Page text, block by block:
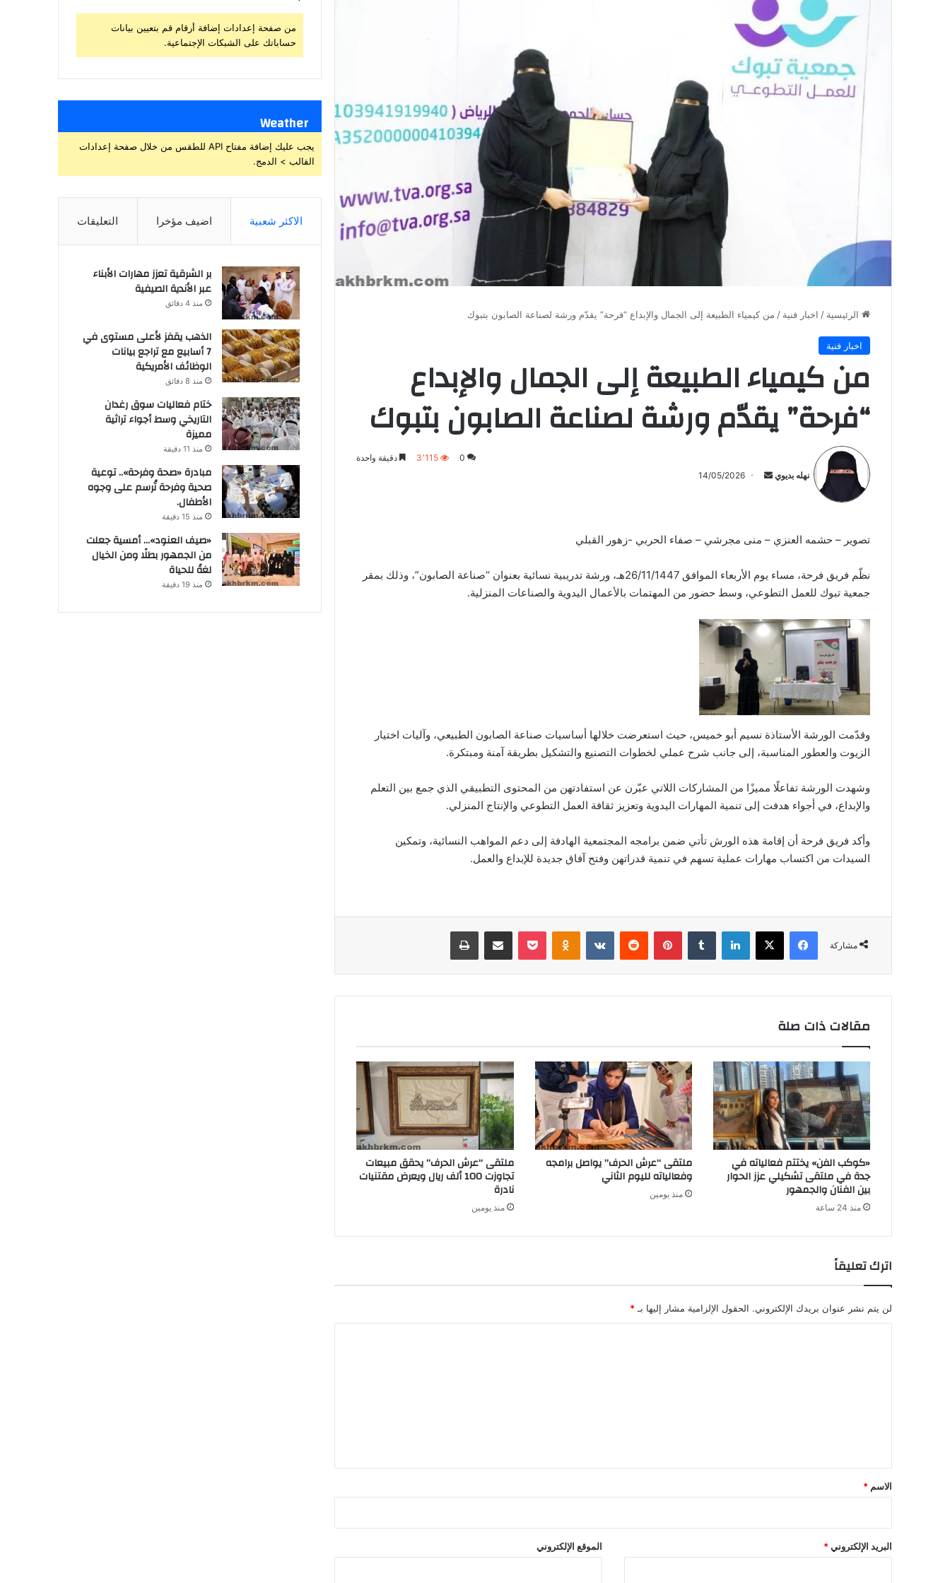
الرئيسية / اخبار فنية / من كيمياء الطبيعة إلى الجمال والإبداع “فرحة” يقدّم ورشة لصناعة الصابون بتبوك
اخبار فنية
من كيمياء الطبيعة إلى الجمال والإبداع
“فرحة” يقدّم ورشة لصناعة الصابون بتبوك
نهله بديوي
بريدا
14/05/2026
0 3٬115 دقيقة واحدة
تصوير – حشمه العنزي – منى مجرشي – صفاء الحربي -زهور القبلي
نظّم فريق فرحة، مساء يوم الأربعاء الموافق 26/11/1447هـ، ورشة تدريبية نسائية بعنوان “صناعة الصابون”، وذلك بمقر
جمعية تبوك للعمل التطوعي، وسط حضور من المهتمات بالأعمال اليدوية والصناعات المنزلية.
وقدّمت الورشة الأستاذة نسيم أبو خميس، حيث استعرضت خلالها أساسيات صناعة الصابون الطبيعي، وآليات اختيار
الزيوت والعطور المناسبة، إلى جانب شرح عملي لخطوات التصنيع والتشكيل بطريقة آمنة ومبتكرة.
وشهدت الورشة تفاعلًا مميزًا من المشاركات اللاتي عبّرن عن استفادتهن من المحتوى التطبيقي الذي جمع بين التعلم
والإبداع، في أجواء هدفت إلى تنمية المهارات اليدوية وتعزيز ثقافة العمل التطوعي والإنتاج المنزلي.
وأكد فريق فرحة أن إقامة هذه الورش تأتي ضمن برامجه المجتمعية الهادفة إلى دعم المواهب النسائية، وتمكين
السيدات من اكتساب مهارات عملية تسهم في تنمية قدراتهن وفتح آفاق جديدة للإبداع والعمل.
مشاركة
فيسبوك ‫X لينكدإن ‏Tumblr بينتيريست
‏Reddit
‏VKontakte
Odnoklassniki
‫Pocket مشاركة عبر البريد طباعة
مقالات ذات صلة
«كوكب الفن» يختتم فعالياته في
جدة في ملتقى تشكيلي عزز الحوار
بين الفنان والجمهور
منذ 24 ساعة
ملتقى “عرش الحرف” يواصل برامجه
وفعالياته لليوم الثاني
منذ يومين
ملتقى “عرش الحرف” يحقق مبيعات
تجاوزت 100 ألف ريال ويعرض مقتنيات
نادرة
منذ يومين
اترك تعليقاً
لن يتم نشر عنوان بريدك الإلكتروني. الحقول الإلزامية مشار إليها بـ*
*
الاسم*
البريد الإلكتروني* الموقع الإلكتروني
من صفحة إعدادات إضافة أرقام قم بتعيين بيانات
حساباتك على الشبكات الإجتماعية.
Weather
يجب عليك إضافة مفتاح API للطقس من خلال صفحة إعدادات
القالب > الدمج.
الاكثر شعبية اضيف مؤخرا التعليقات
بر الشرقية تعزز مهارات الأبناء
عبر الأندية الصيفية
منذ 4 دقائق
الذهب يقفز لأعلى مستوى في
7 أسابيع مع تراجع بيانات
الوظائف الأمريكية
منذ 8 دقائق
ختام فعاليات سوق رغدان
التاريخي وسط أجواء تراثية
مميزة
منذ 11 دقيقة
مبادرة «صحة وفرحة».. توعية
صحية وفرحة تُرسم على وجوه
الأطفال.
منذ 15 دقيقة
«صيف العنود»… أمسية جعلت
من الجمهور بطلًا ومن الخيال
لغةً للحياة
منذ 19 دقيقة